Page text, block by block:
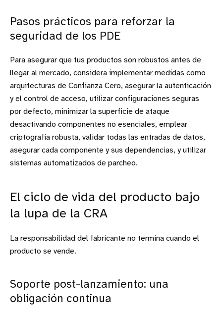
Pasos prácticos para reforzar la
seguridad de los PDE
Para asegurar que tus productos son robustos antes de
llegar al mercado, considera implementar medidas como
arquitecturas de Confianza Cero, asegurar la autenticación
y el control de acceso, utilizar configuraciones seguras
por defecto, minimizar la superficie de ataque
desactivando componentes no esenciales, emplear
criptografía robusta, validar todas las entradas de datos,
asegurar cada componente y sus dependencias, y utilizar
sistemas automatizados de parcheo.
El ciclo de vida del producto bajo
la lupa de la CRA
La responsabilidad del fabricante no termina cuando el
producto se vende.
Soporte post-lanzamiento: una
obligación continua